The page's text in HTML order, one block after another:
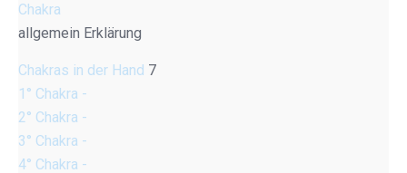
Chakra
allgemein Erklärung
Chakras in der Hand 7
1° Chakra -
2° Chakra -
3° Chakra -
4° Chakra -